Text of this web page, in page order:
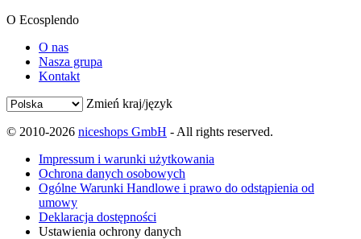
O Ecosplendo
O nas
Nasza grupa
Kontakt
Zmień kraj/język
© 2010-2026 niceshops GmbH - All rights reserved.
Impressum i warunki użytkowania
Ochrona danych osobowych
Ogólne Warunki Handlowe i prawo do odstąpienia od
umowy
Deklaracja dostępności
Ustawienia ochrony danych